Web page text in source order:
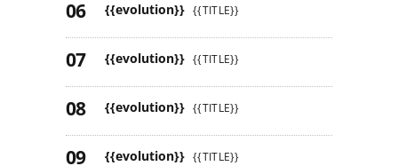
{{evolution}} {{TITLE}}
{{evolution}} {{TITLE}}
{{evolution}} {{TITLE}}
{{evolution}} {{TITLE}}